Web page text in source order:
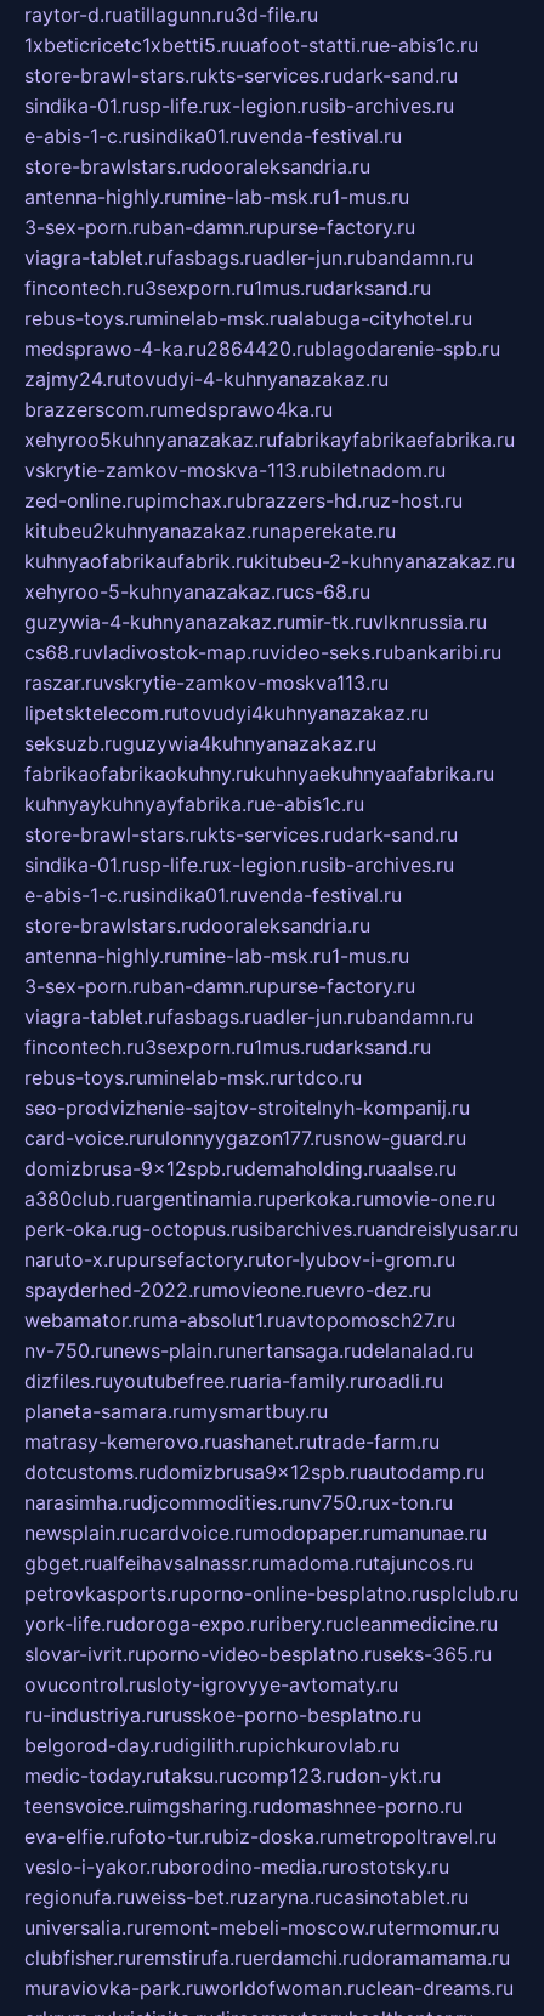
raytor-d.ruatillagunn.ru3d-file.ru
1xbeticricetc1xbetti5.ruuafoot-statti.rue-abis1c.ru
store-brawl-stars.rukts-services.rudark-sand.ru
sindika-01.rusp-life.rux-legion.rusib-archives.ru
e-abis-1-c.rusindika01.ruvenda-festival.ru
store-brawlstars.rudooraleksandria.ru
antenna-highly.rumine-lab-msk.ru1-mus.ru
3-sex-porn.ruban-damn.rupurse-factory.ru
viagra-tablet.rufasbags.ruadler-jun.rubandamn.ru
fincontech.ru3sexporn.ru1mus.rudarksand.ru
rebus-toys.ruminelab-msk.rualabuga-cityhotel.ru
medsprawo-4-ka.ru2864420.rublagodarenie-spb.ru
zajmy24.rutovudyi-4-kuhnyanazakaz.ru
brazzerscom.rumedsprawo4ka.ru
xehyroo5kuhnyanazakaz.rufabrikayfabrikaefabrika.ru
vskrytie-zamkov-moskva-113.rubiletnadom.ru
zed-online.rupimchax.rubrazzers-hd.ruz-host.ru
kitubeu2kuhnyanazakaz.runaperekate.ru
kuhnyaofabrikaufabrik.rukitubeu-2-kuhnyanazakaz.ru
xehyroo-5-kuhnyanazakaz.rucs-68.ru
guzywia-4-kuhnyanazakaz.rumir-tk.ruvlknrussia.ru
cs68.ruvladivostok-map.ruvideo-seks.rubankaribi.ru
raszar.ruvskrytie-zamkov-moskva113.ru
lipetsktelecom.rutovudyi4kuhnyanazakaz.ru
seksuzb.ruguzywia4kuhnyanazakaz.ru
fabrikaofabrikaokuhny.rukuhnyaekuhnyaafabrika.ru
kuhnyaykuhnyayfabrika.rue-abis1c.ru
store-brawl-stars.rukts-services.rudark-sand.ru
sindika-01.rusp-life.rux-legion.rusib-archives.ru
e-abis-1-c.rusindika01.ruvenda-festival.ru
store-brawlstars.rudooraleksandria.ru
antenna-highly.rumine-lab-msk.ru1-mus.ru
3-sex-porn.ruban-damn.rupurse-factory.ru
viagra-tablet.rufasbags.ruadler-jun.rubandamn.ru
fincontech.ru3sexporn.ru1mus.rudarksand.ru
rebus-toys.ruminelab-msk.rurtdco.ru
seo-prodvizhenie-sajtov-stroitelnyh-kompanij.ru
card-voice.rurulonnyygazon177.rusnow-guard.ru
domizbrusa-9x12spb.rudemaholding.ruaalse.ru
a380club.ruargentinamia.ruperkoka.rumovie-one.ru
perk-oka.rug-octopus.rusibarchives.ruandreislyusar.ru
naruto-x.rupursefactory.rutor-lyubov-i-grom.ru
spayderhed-2022.rumovieone.ruevro-dez.ru
webamator.ruma-absolut1.ruavtopomosch27.ru
nv-750.runews-plain.runertansaga.rudelanalad.ru
dizfiles.ruyoutubefree.ruaria-family.ruroadli.ru
planeta-samara.rumysmartbuy.ru
matrasy-kemerovo.ruashanet.rutrade-farm.ru
dotcustoms.rudomizbrusa9x12spb.ruautodamp.ru
narasimha.rudjcommodities.runv750.rux-ton.ru
newsplain.rucardvoice.rumodopaper.rumanunae.ru
gbget.rualfeihavsalnassr.rumadoma.rutajuncos.ru
petrovkasports.ruporno-online-besplatno.rusplclub.ru
york-life.rudoroga-expo.ruribery.rucleanmedicine.ru
slovar-ivrit.ruporno-video-besplatno.ruseks-365.ru
ovucontrol.rusloty-igrovyye-avtomaty.ru
ru-industriya.rurusskoe-porno-besplatno.ru
belgorod-day.rudigilith.rupichkurovlab.ru
medic-today.rutaksu.rucomp123.rudon-ykt.ru
teensvoice.ruimgsharing.rudomashnee-porno.ru
eva-elfie.rufoto-tur.rubiz-doska.rumetropoltravel.ru
veslo-i-yakor.ruborodino-media.rurostotsky.ru
regionufa.ruweiss-bet.ruzaryna.rucasinotablet.ru
universalia.ruremont-mebeli-moscow.rutermomur.ru
clubfisher.ruremstirufa.ruerdamchi.rudoramamama.ru
muraviovka-park.ruworldofwoman.ruclean-dreams.ru